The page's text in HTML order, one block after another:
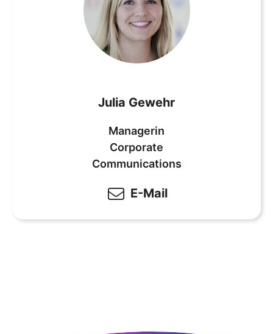
Julia Gewehr
Managerin
Corporate
Communications
E-Mail